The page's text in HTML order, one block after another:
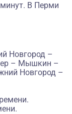
минут. В Перми
Новгород –
– Мышкин –
Новгород –